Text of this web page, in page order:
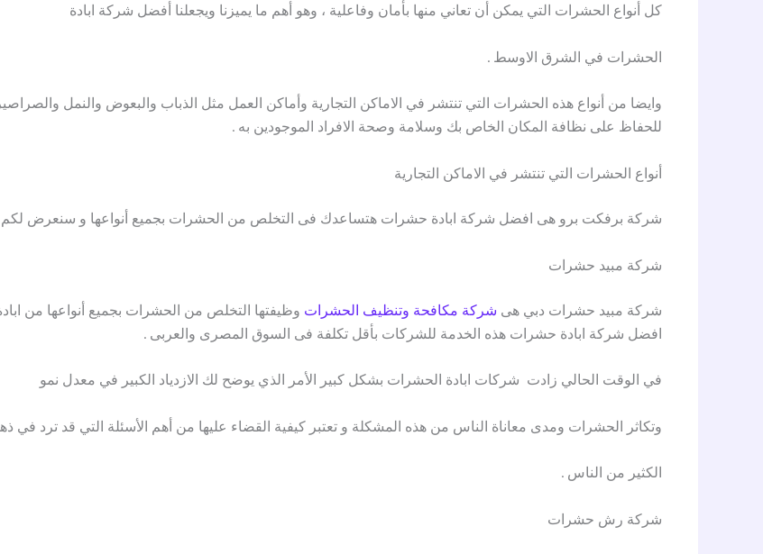
كل أنواع الحشرات التي يمكن أن تعاني منها بأمان وفاعلية ، وهو أهم ما يميزنا ويجعلنا أفضل شركة ابادة
الحشرات في الشرق الاوسط .
وايضا من أنواع هذه الحشرات التي تنتشر في الاماكن التجارية وأماكن العمل مثل الذباب والبعوض والنمل
للحفاظ على نظافة المكان الخاص بك وسلامة وصحة الافراد الموجودين به .
أنواع الحشرات التي تنتشر في الاماكن التجارية
شركة برفكت برو هى افضل شركة ابادة حشرات هتساعدك فى التخلص من الحشرات بجميع أنواعها و سنعرض لكم
شركة مبيد حشرات
شركة مبيد حشرات دبي هى شركة مكافحة وتنظيف الحشرات وظيفتها التخلص من الحشرات بجميع أنواعها من
افضل شركة ابادة حشرات هذه الخدمة للشركات بأقل تكلفة فى السوق المصرى والعربى .
في الوقت الحالي زادت شركات ابادة الحشرات بشكل كبير الأمر الذي يوضح لك الازدياد الكبير في معدل نمو
وتكاثر الحشرات ومدى معاناة الناس من هذه المشكلة و تعتبر كيفية القضاء عليها من أهم الأسئلة التي قد ترد في
الكثير من الناس .
شركة رش حشرات